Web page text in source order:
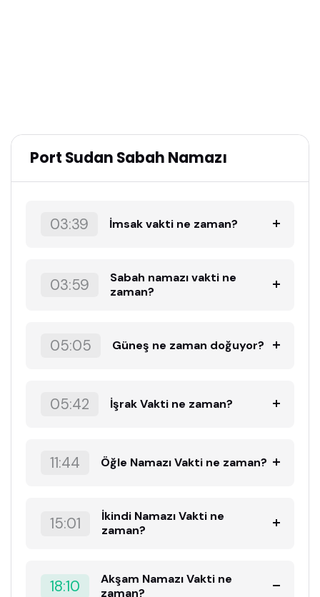
Port Sudan Sabah Namazı
03:39 İmsak vakti ne zaman?
03:59
Sabah namazı vakti ne
zaman?
05:05 Güneş ne zaman doğuyor?
05:42 İşrak Vakti ne zaman?
11:44 Öğle Namazı Vakti ne zaman?
15:01
İkindi Namazı Vakti ne
zaman?
18:10
Akşam Namazı Vakti ne
zaman?